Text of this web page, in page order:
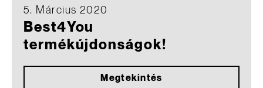
5. Március 2020
Best4You
termékújdonságok!
Megtekintés